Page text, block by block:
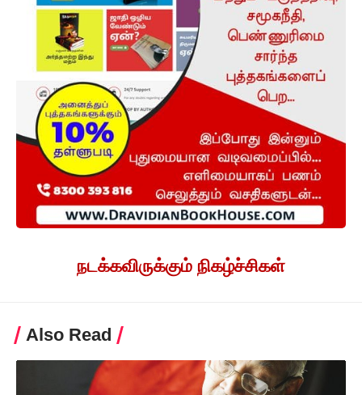
நடக்கவிருக்கும் நிகழ்ச்சிகள்
Also Read